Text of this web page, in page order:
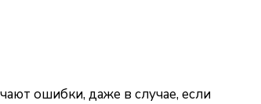
ошибки, даже в случае, если